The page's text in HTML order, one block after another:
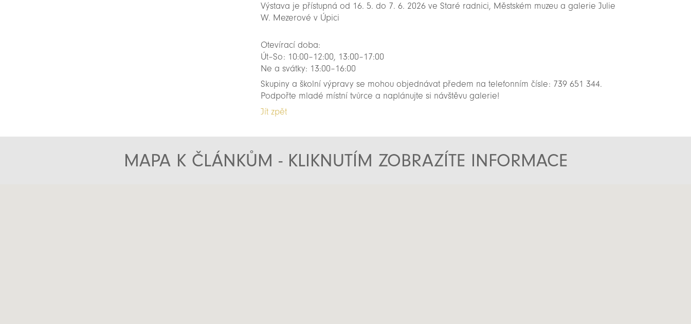
Výstava je přístupná od 16. 5. do 7. 6. 2026 ve Staré radnici, Městském muzeu a galerie Julie
W. Mezerové v Úpici
Otevírací doba:
Út–So: 10:00–12:00, 13:00–17:00
Ne a svátky: 13:00–16:00
Skupiny a školní výpravy se mohou objednávat předem na telefonním čísle: 739 651 344.
Podpořte mladé místní tvůrce a naplánujte si návštěvu galerie!
Jít zpět
MAPA K ČLÁNKŮM - KLIKNUTÍM ZOBRAZÍTE INFORMACE